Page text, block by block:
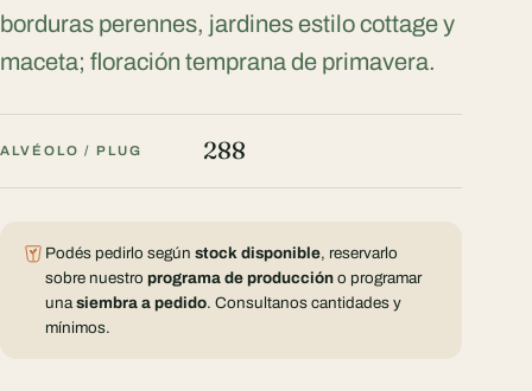
borduras perennes, jardines estilo cottage y
maceta; floración temprana de primavera.
ALVÉOLO / PLUG 288
Podés pedirlo según stock disponible, reservarlo
sobre nuestro programa de produccióno programar
una siembra a pedido. Consultanos cantidades y
mínimos.